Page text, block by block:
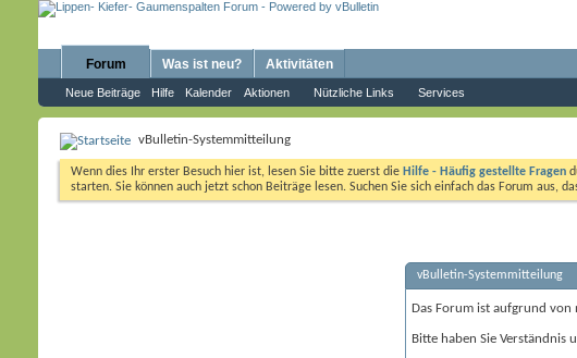
Forum
Neue Beiträge Hilfe Kalender Aktionen Nützliche Links Services
Was ist neu? Aktivitäten
vBulletin-Systemmitteilung
Wenn dies Ihr erster Besuch hier ist, lesen Sie bitte zuerst die Hilfe - Häufig gestellte Fragen
starten. Sie können auch jetzt schon Beiträge lesen. Suchen Sie sich einfach das Forum aus,
vBulletin-Systemmitteilung
Das Forum ist aufgrund von
Bitte haben Sie Verständnis